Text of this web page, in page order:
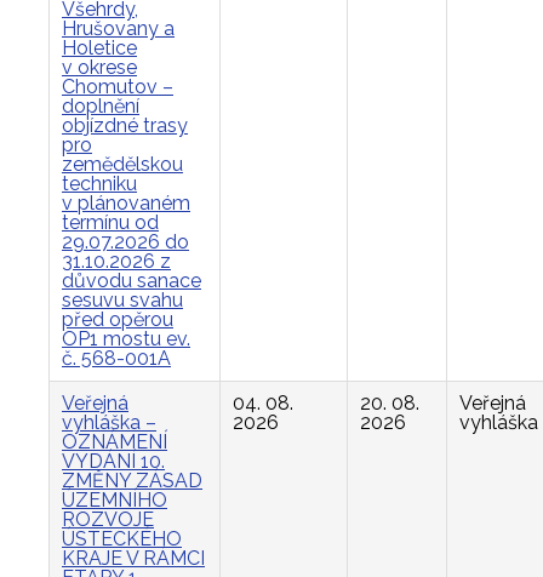
Všehrdy,
Hrušovany a
Holetice
v okrese
Chomutov –
doplnění
objízdné trasy
pro
zemědělskou
techniku
v plánovaném
termínu od
29.07.2026 do
31.10.2026 z
důvodu sanace
sesuvu svahu
před opěrou
OP1 mostu ev.
č. 568-001A
Veřejná
vyhláška –
OZNÁMENÍ
VYDÁNÍ 10.
ZMĚNY ZÁSAD
ÚZEMNÍHO
ROZVOJE
ÚSTECKÉHO
KRAJE V RÁMCI
04. 08.
2026
20. 08.
2026
Veřejná
vyhláška